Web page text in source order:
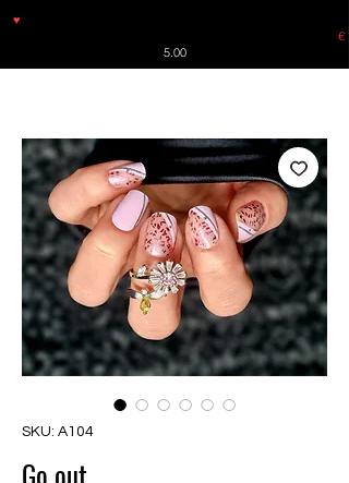
♥
€
5.00
SKU: A104
Go out